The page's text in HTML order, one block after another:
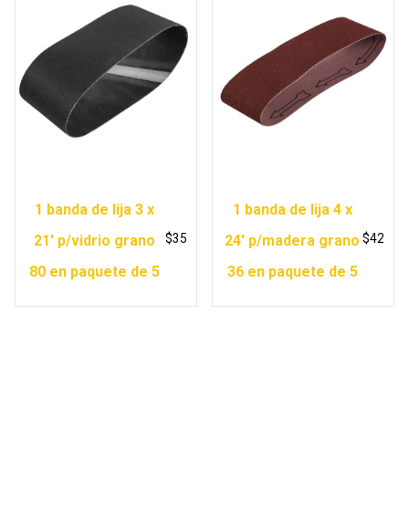
1 banda de lija 3 x
21′ p/vidrio grano
80 en paquete de 5
$35
1 banda de lija 4 x
24′ p/madera grano
36 en paquete de 5
$42